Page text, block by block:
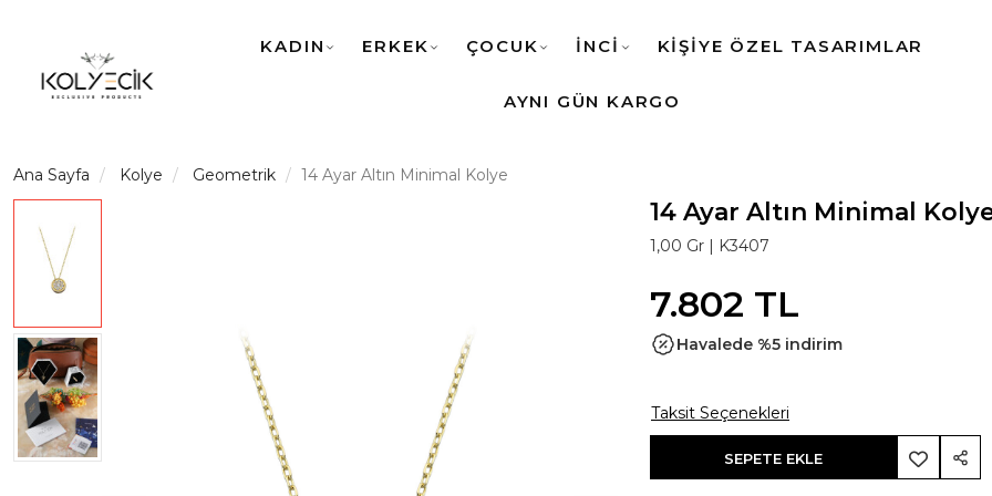
KADIN ERKEK ÇOCUK İNCİ KİŞİYE ÖZEL TASARIMLAR
AYNI GÜN KARGO
Ana Sayfa Kolye Geometrik 14 Ayar Altın Minimal Kolye
14 Ayar Altın Minimal
1,00 Gr | K3407
7.802 TL
Havalede %5 indirim
Taksit Seçenekleri
SEPETE EKLE